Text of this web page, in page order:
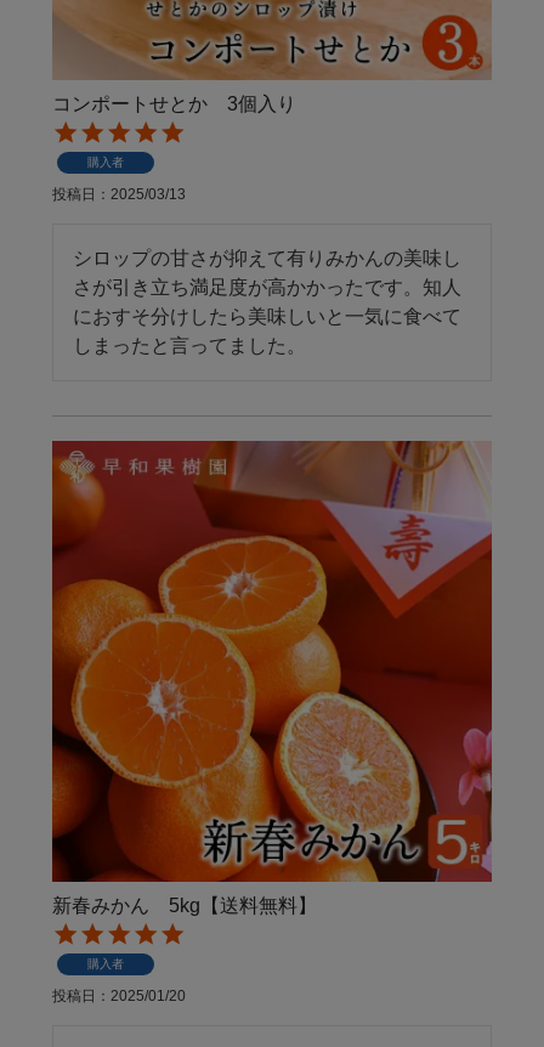
コンポートせとか 3個入り
購入者
投稿日 2025/03/13
シロップの甘さが抑えて有りみかんの美味し
さが引き立ち満足度が高かかったです。知人
におすそ分けしたら美味しいと一気に食べて
しまったと言ってました。
新春みかん 5kg【送料無料】
購入者
投稿日 2025/01/20